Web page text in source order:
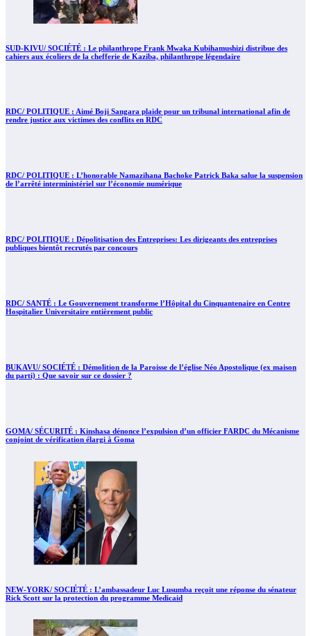
SUD-KIVU/ SOCIÉTÉ : Le philanthrope Frank Mwaka Kubihamushizi distribue des
cahiers aux écoliers de la chefferie de Kaziba, philanthrope légendaire
RDC/ POLITIQUE : Aimé Boji Sangara plaide pour un tribunal international afin de
rendre justice aux victimes des conflits en RDC
RDC/ POLITIQUE : L’honorable Namazihana Bachoke Patrick Baka salue la suspension
de l’arrêté interministériel sur l’économie numérique
RDC/ POLITIQUE : Dépolitisation des Entreprises: Les dirigeants des entreprises
publiques bientôt recrutés par concours
RDC/ SANTÉ : Le Gouvernement transforme l’Hôpital du Cinquantenaire en Centre
Hospitalier Universitaire entièrement public
BUKAVU/ SOCIÉTÉ : Démolition de la Paroisse de l’église Néo Apostolique (ex maison
du parti) : Que savoir sur ce dossier ?
GOMA/ SÉCURITÉ : Kinshasa dénonce l’expulsion d’un officier FARDC du Mécanisme
conjoint de vérification élargi à Goma
NEW-YORK/ SOCIÉTÉ : L’ambassadeur Luc Lusumba reçoit une réponse du sénateur
Rick Scott sur la protection du programme Medicaid